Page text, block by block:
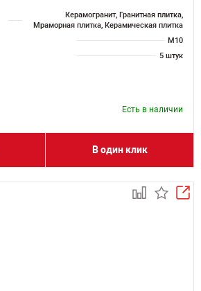
Керамогранит, Гранитная плитка,
Мраморная плитка, Керамическая плитка
M10
5 штук
Есть в наличии
В один клик